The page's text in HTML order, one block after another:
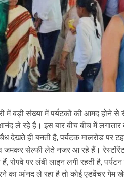
में बड़ी संख्या में पर्यटकों की आमद होने
ले रहे है। इस बार बीच बीच में
देखते ही बनती है, पर्यटक मालरोड
जमकर सेल्फी लेते नजर आ रहे हैं।
रोपवे पर लंबी लाइन लगी रहती है,
का आंनद ले रहा है तो कोई एडवेंचर गेम